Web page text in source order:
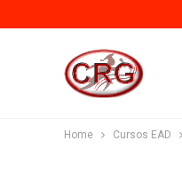
Home Cursos EAD